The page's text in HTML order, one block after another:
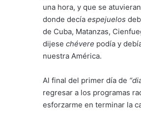
una hora, y que se
donde decía espejuelos
de Cuba, Matanzas,
dijese chévere podía y
nuestra América.
Al final del primer día de
regresar a los programas
esforzarme en terminar la